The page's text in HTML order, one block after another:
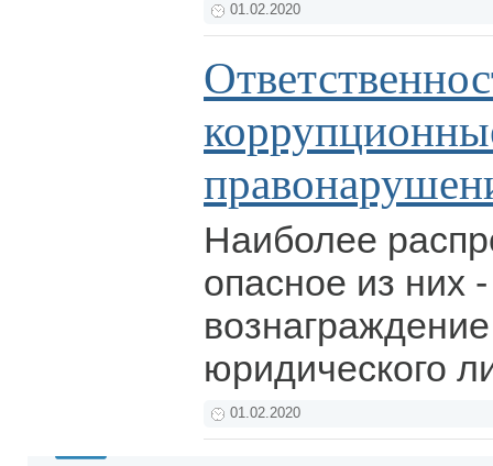
01.02.2020
Наиболее
опасное из них
юридического
01.02.2020